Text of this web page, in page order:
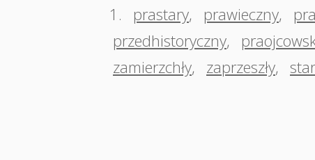
1.
prastary, prawieczny,
przedhistoryczny,
zamierzchły, zaprzeszły,